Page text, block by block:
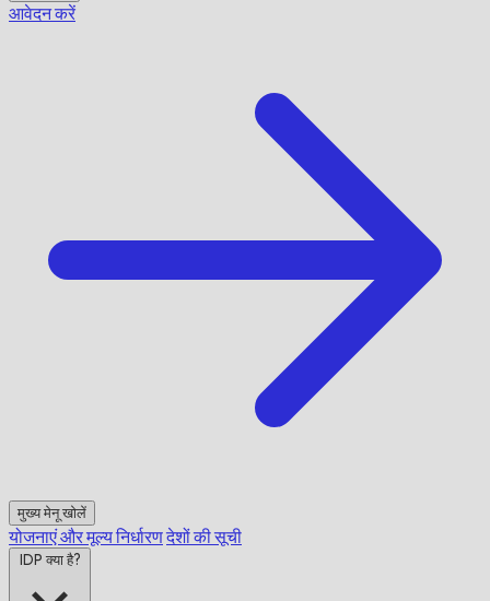
आवेदन करें
मुख्य मेनू खोलें
योजनाएं और मूल्य निर्धारणदेशों की सूची
IDP क्या है?